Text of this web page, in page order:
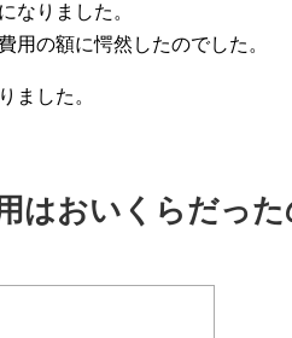
なりました。
用の額に愕然したのでした。
ました。
はおいくらだった